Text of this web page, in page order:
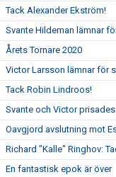
Tack Alexander Ekström!
Svante Hildeman lämnar
Årets Tornare 2020
Victor Larsson lämnar för
Tack Robin Lindroos!
Svante och Victor
Oavgjord avslutning mot
Richard "Kalle" Ringhov:
En fantastisk epok är över